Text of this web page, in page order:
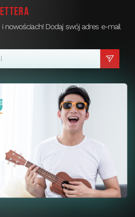
nowościach! Dodaj swój adres e-mail